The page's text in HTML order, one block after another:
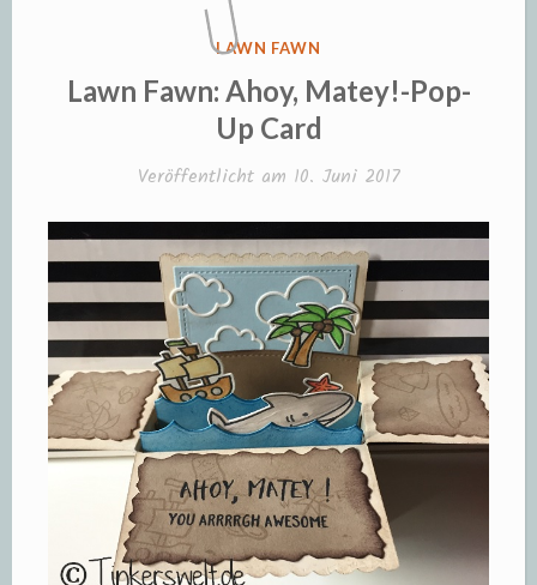
VERÖFFENTLICHT
LAWN FAWN
Lawn Fawn: Ahoy, Matey!-Pop-
Up Card
Veröffentlicht am 10. Juni 2017